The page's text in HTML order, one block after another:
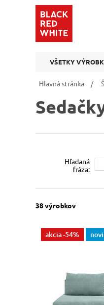
VŠETKY
Hlavná stránka /
Hľadaná
fráza:
38výrobkov
akcia-54%